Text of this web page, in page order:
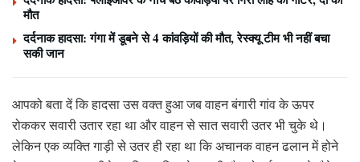
मौत
दर्दनाक हादसा: गंगा में डूबने से 4 कांवड़ियों की मौत, रेस्क्यू टीम भी नहीं बचा
सकी जान
आपको बता दें कि हादसा उस वक्त हुआ जब वाहन बंगारी गांव के ऊपर
रोककर सवारी उतार रहा था और वाहन से सात सवारी उतर भी चुके थे।
लेकिन एक व्यक्ति गाड़ी से उतर ही रहा था कि अचानक वाहन ढलान में होने